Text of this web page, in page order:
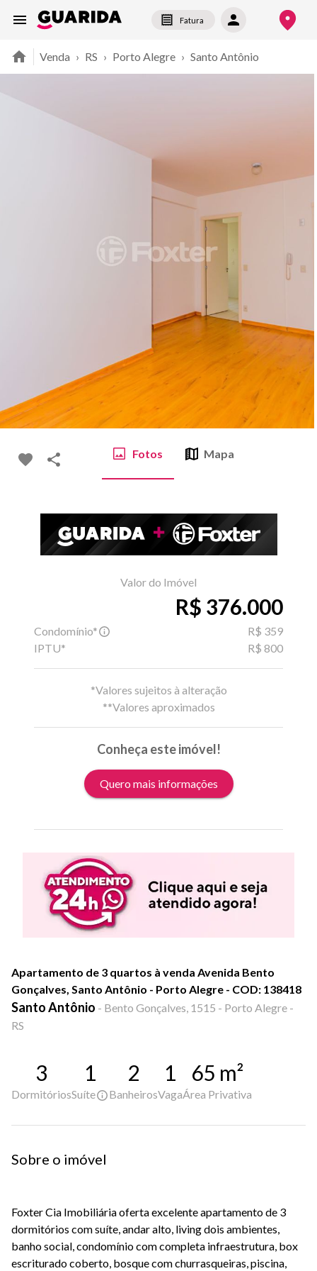
Fatura
Venda › RS › Porto Alegre › Santo Antônio
Fotos Mapa
Valor do Imóvel
R$ 376.000
Condomínio*
R$ 359
IPTU*
R$ 800
*Valores sujeitos à alteração
**Valores aproximados
Conheça este imóvel!
Quero mais informações
Apartamento de 3 quartos à venda Avenida Bento
Gonçalves, Santo Antônio - Porto Alegre - COD: 138418
Santo Antônio - Bento Gonçalves, 1515 - Porto Alegre -
RS
3
Dormitórios
1
Suíte
2
Banheiros
1
Vaga
65 m²
Área Privativa
Sobre o imóvel
Foxter Cia Imobiliária oferta excelente apartamento de 3
dormitórios com suíte, andar alto, living dois ambientes,
banho social, condomínio com completa infraestrutura, box
escriturado coberto, bosque com churrasqueiras, piscina,